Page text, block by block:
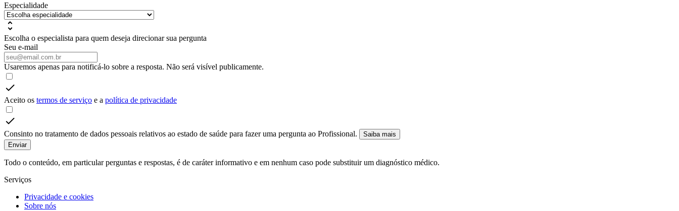
Especialidade
Escolha o especialista para quem deseja direcionar sua pergunta
Seu e-mail
Usaremos apenas para notificá-lo sobre a resposta. Não será visível publicamente.
Aceito os termos de serviço e a política de privacidade
Consinto no tratamento de dados pessoais relativos ao estado de saúde para fazer uma pergunta ao Profissional.
Saiba mais
Enviar
Todo o conteúdo, em particular perguntas e respostas, é de caráter informativo e em nenhum caso pode substituir um diagnóstico médico.
Serviços
Privacidade e cookies
Sobre nós